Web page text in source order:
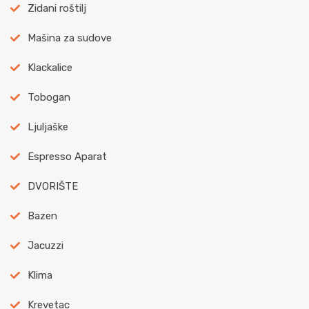
Zidani roštilj
Mašina za sudove
Klackalice
Tobogan
Ljuljaške
Espresso Aparat
DVORIŠTE
Bazen
Jacuzzi
Klima
Krevetac